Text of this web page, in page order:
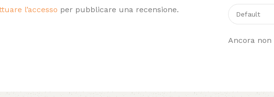
Ancora non
l’accesso per pubblicare una recensione.